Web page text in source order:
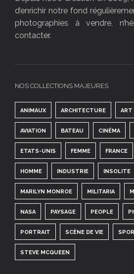
d’enrichir notre fond
photographies à vendre,
contacter.
NOS COLLECTIONS MAJEURES
ANIMAUX ARCHITECTURE ART
AVIATION BATEAU CINÉMA
ETATS-UNIS FEMME FRANCE
HOMME INDUSTRIE INSOLITE
MARILYN MONROE MILITARIA
NASA PAYSAGE PEOPLE
PORTRAIT SCÈNE DE VIE
STEVE MCQUEEN